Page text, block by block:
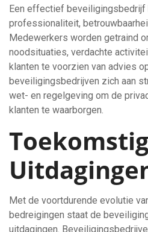
Een effectief beveiligingsbedrijf
professionaliteit,
Medewerkers worden getraind
noodsituaties, verdachte
klanten te voorzien van advies
beveiligingsbedrijven zich aan
wet- en regelgeving om de
klanten te waarborgen.
Met de voortdurende evolutie
bedreigingen staat de
uitdagingen.